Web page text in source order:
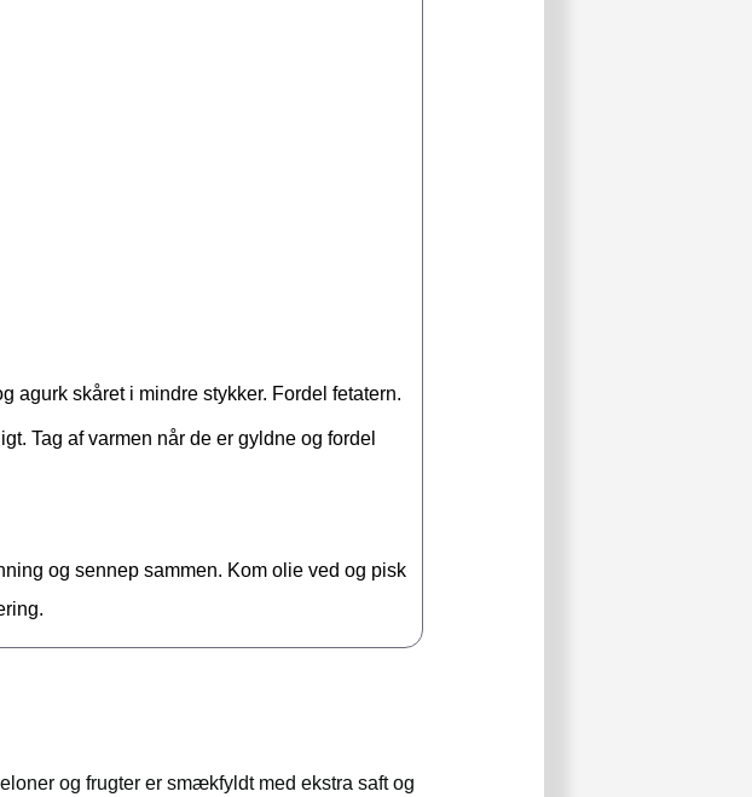
agurk skåret i mindre stykker. Fordel fetatern.
Tag af varmen når de er gyldne og fordel
og sennep sammen. Kom olie ved og pisk
og frugter er smækfyldt med ekstra saft og